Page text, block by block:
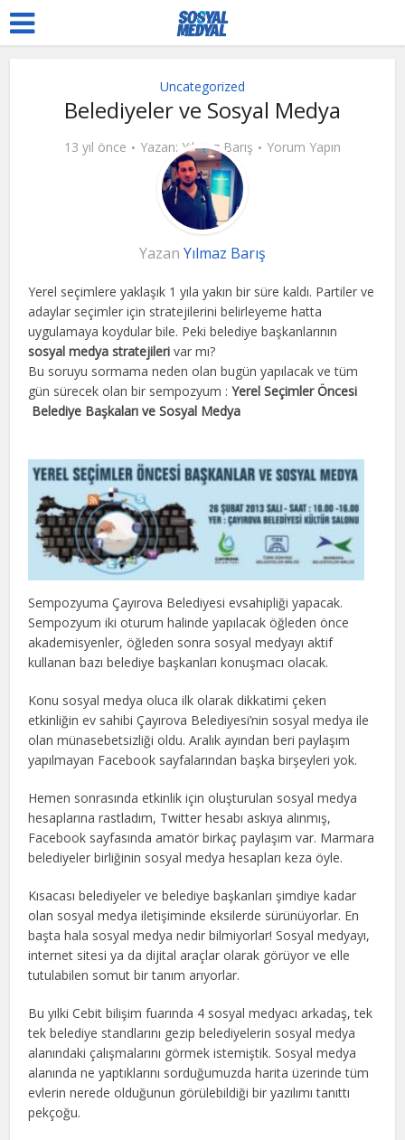
Uncategorized
Belediyeler ve Sosyal Medya
13 yıl önce Yazan: Yılmaz Barış Yorum Yapın
Yazan Yılmaz Barış
Yerel seçimlere yaklaşık 1 yıla yakın bir süre kaldı. Partiler ve
adaylar seçimler için stratejilerini belirleyeme hatta
uygulamaya koydular bile. Peki belediye başkanlarının
sosyal medya stratejileri var mı?
Bu soruyu sormama neden olan bugün yapılacak ve tüm
gün sürecek olan bir sempozyum :Yerel Seçimler Öncesi
Belediye Başkaları ve Sosyal Medya
Sempozyuma Çayırova Belediyesi evsahipliği yapacak.
Sempozyum iki oturum halinde yapılacak öğleden önce
akademisyenler, öğleden sonra sosyal medyayı aktif
kullanan bazı belediye başkanları konuşmacı olacak.
Konu sosyal medya oluca ilk olarak dikkatimi çeken
etkinliğin ev sahibi Çayırova Belediyesi’nin sosyal medya ile
olan münasebetsizliği oldu. Aralık ayından beri paylaşım
yapılmayan Facebook sayfalarından başka birşeyleri yok.
Hemen sonrasında etkinlik için oluşturulan sosyal medya
hesaplarına rastladım, Twitter hesabı askıya alınmış,
Facebook sayfasında amatör birkaç paylaşım var. Marmara
belediyeler birliğinin sosyal medya hesapları keza öyle.
Kısacası belediyeler ve belediye başkanları şimdiye kadar
olan sosyal medya iletişiminde eksilerde sürünüyorlar. En
başta hala sosyal medya nedir bilmiyorlar! Sosyal medyayı,
internet sitesi ya da dijital araçlar olarak görüyor ve elle
tutulabilen somut bir tanım arıyorlar.
Bu yılki Cebit bilişim fuarında 4 sosyal medyacı arkadaş, tek
tek belediye standlarını gezip belediyelerin sosyal medya
alanındaki çalışmalarını görmek istemiştik. Sosyal medya
alanında ne yaptıklarını sorduğumuzda harita üzerinde tüm
evlerin nerede olduğunun görülebildiği bir yazılımı tanıttı
pekçoğu.